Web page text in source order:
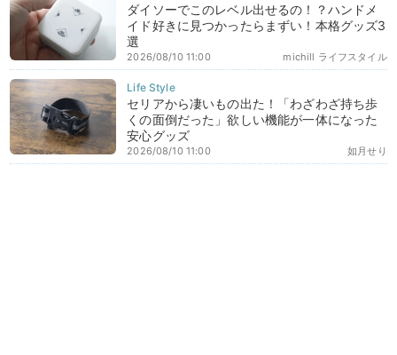
ダイソーでこのレベル出せるの！？ハンドメ
イド好きに見つかったらまずい！本格グッズ3
選
michill ライフスタイル
2026/08/10 11:00
セリアから凄いもの出た！「わざわざ持ち歩
くの面倒だった」欲しい機能が一体になった
安心グッズ
如月せり
2026/08/10 11:00